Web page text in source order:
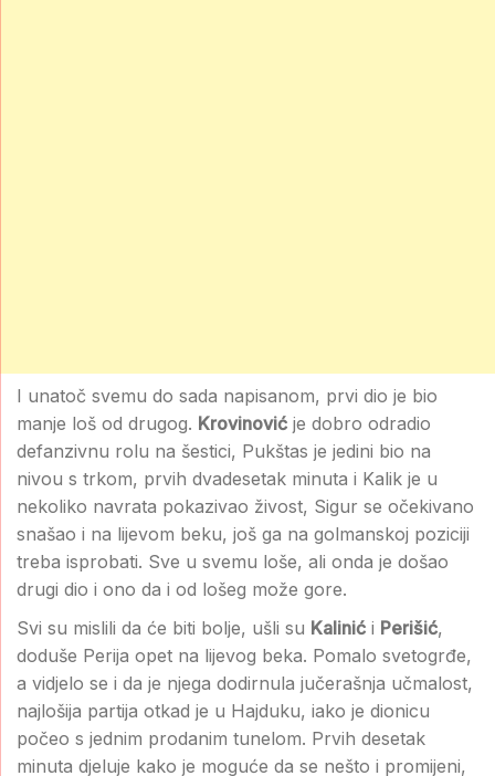
I unatoč svemu do sada napisanom, prvi dio je bio
manje loš od drugog. Krovinović je dobro odradio
defanzivnu rolu na šestici, Pukštas je jedini bio na
nivou s trkom, prvih dvadesetak minuta i Kalik je u
nekoliko navrata pokazivao živost, Sigur se očekivano
snašao i na lijevom beku, još ga na golmanskoj poziciji
treba isprobati. Sve u svemu loše, ali onda je došao
drugi dio i ono da i od lošeg može gore.
Svi su mislili da će biti bolje, ušli su Kalinić i Perišić,
doduše Perija opet na lijevog beka. Pomalo svetogrđe,
a vidjelo se i da je njega dodirnula jučerašnja učmalost,
najlošija partija otkad je u Hajduku, iako je dionicu
počeo s jednim prodanim tunelom. Prvih desetak
minuta djeluje kako je moguće da se nešto i promijeni,